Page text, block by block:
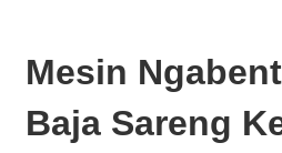
Mesin
Baja Sareng